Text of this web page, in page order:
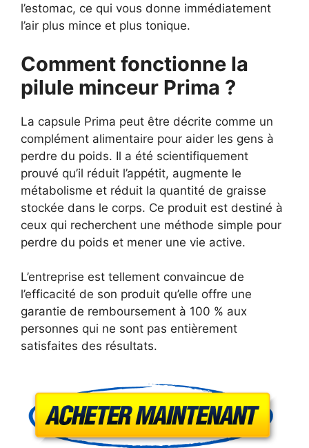
l’estomac, ce qui vous donne immédiatement
l’air plus mince et plus tonique.
Comment fonctionne la
pilule minceur Prima ?
La capsule Prima peut être décrite comme un
complément alimentaire pour aider les gens à
perdre du poids. Il a été scientifiquement
prouvé qu’il réduit l’appétit, augmente le
métabolisme et réduit la quantité de graisse
stockée dans le corps. Ce produit est destiné à
ceux qui recherchent une méthode simple pour
perdre du poids et mener une vie active.
L’entreprise est tellement convaincue de
l’efficacité de son produit qu’elle offre une
garantie de remboursement à 100 % aux
personnes qui ne sont pas entièrement
satisfaites des résultats.